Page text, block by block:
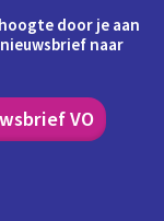
door je aan
naar
VO